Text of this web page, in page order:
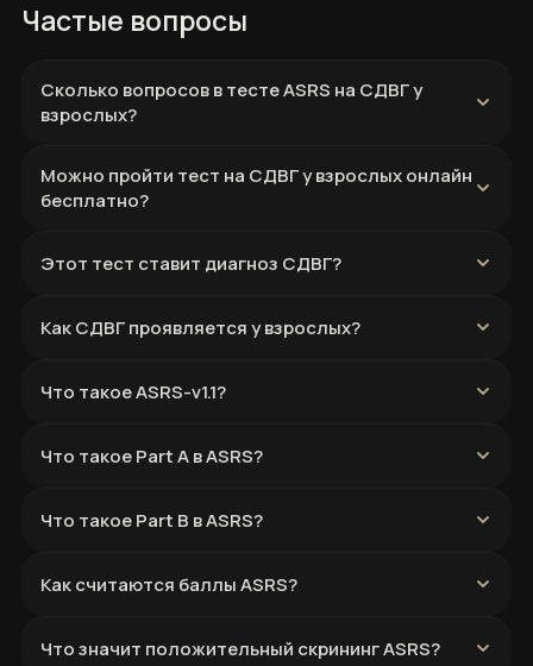
Частые вопросы
Сколько вопросов в тесте ASRS на СДВГ у
взрослых?
Можно пройти тест на СДВГ у взрослых онлайн
бесплатно?
Этот тест ставит диагноз СДВГ?
Как СДВГ проявляется у взрослых?
Что такое ASRS-v1.1?
Что такое Part A в ASRS?
Что такое Part B в ASRS?
Как считаются баллы ASRS?
Что значит положительный скрининг ASRS?